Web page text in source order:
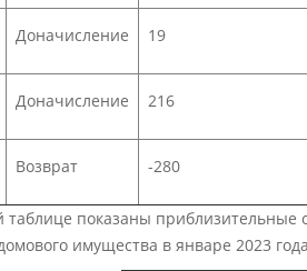
Доначисление 19
Доначисление 216
Возврат -280
таблице показаны
имущества в январе 2023